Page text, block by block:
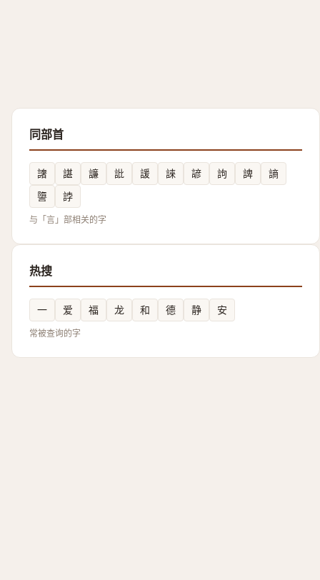
同部首
譇 諶 譧 䚹 諼 誺 諺 訽 諀
謪
䜐
誖
与「言」部相关的字
热搜
一 爱 福 龙 和 德 静 安
常被查询的字